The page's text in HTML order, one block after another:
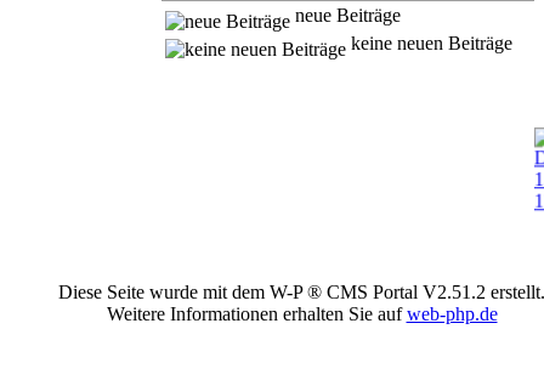
neue Beiträge
keine neuen Beiträge
Diese Seite wurde mit dem W-P ® CMS Portal V2.51.2 erstellt.
Weitere Informationen erhalten Sie aufweb-php.de